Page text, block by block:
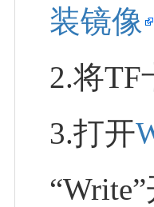
装镜像
2.将TF
3.打开